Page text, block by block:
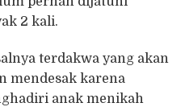
2 kali.
terdakwa yang akan
mendesak karena
anak menikah